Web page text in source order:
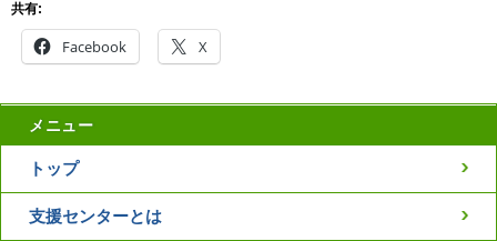
共有:
Facebook X
メニュー
トップ
支援センターとは